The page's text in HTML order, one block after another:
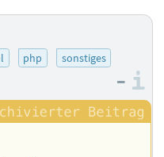
php sonstiges
–